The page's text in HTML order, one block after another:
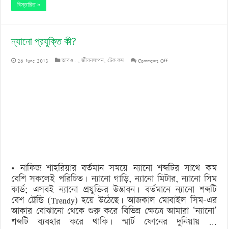
বিস্তারিত »
ন্যানো প্রযুক্তি কী?
26 June 2018 আরও...,জীবনযাপন,টেক.কম Comments Offon
• নাফিজ শাহরিয়ার বর্তমান সময়ে ন্যানো শব্দটির সাথে কম
বেশি সকলেই পরিচিত। ন্যানো গাড়ি, ন্যানো মিটার, ন্যানো সিম
কার্ড; এসবই ন্যানো প্রযুক্তির উদ্ভাবন। বর্তমানে ন্যানো শব্দটি
বেশ ট্রেন্ডি (Trendy) হয়ে উঠেছে। আজকাল মোবাইল সিম-এর
আকার বোঝানো থেকে শুরু করে বিভিন্ন ক্ষেত্রে আমারা ‘ন্যানো’
শব্দটি ব্যবহার করে থাকি। স্মার্ট ফোনের দুনিয়ায় …